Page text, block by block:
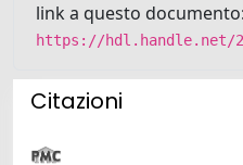
link a questo documento:
https://hdl.handle.net/
Citazioni